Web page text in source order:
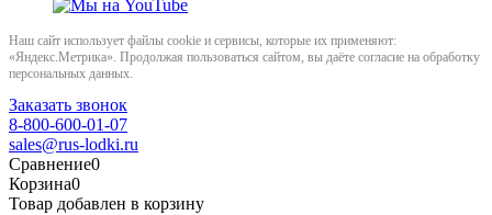
Наш сайт использует файлы cookie и сервисы, которые их применяют:
«Яндекс.Метрика». Продолжая пользоваться сайтом, вы даёте согласие на обработку
персональных данных.
Заказать звонок
8-800-600-01-07
sales@rus-lodki.ru
Сравнение0
Корзина0
Товар добавлен в корзину